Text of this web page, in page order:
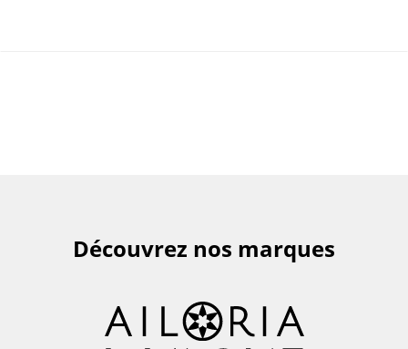
Découvrez nos marques